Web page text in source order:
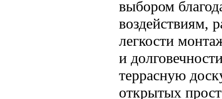
выбором
воздействиям,
легкости
и
террасную
открытых